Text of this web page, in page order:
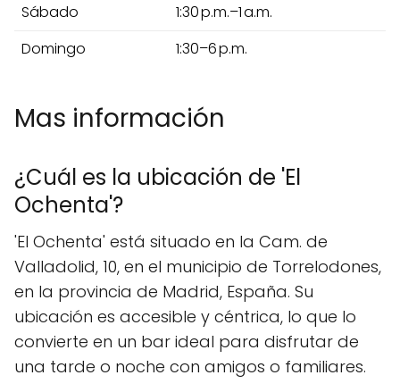
Sábado
1:30 p.m.–1 a.m.
Domingo
1:30–6 p.m.
Mas información
¿Cuál es la ubicación de 'El
Ochenta'?
'El Ochenta' está situado en la Cam. de
Valladolid, 10, en el municipio de Torrelodones,
en la provincia de Madrid, España. Su
ubicación es accesible y céntrica, lo que lo
convierte en un bar ideal para disfrutar de
una tarde o noche con amigos o familiares.